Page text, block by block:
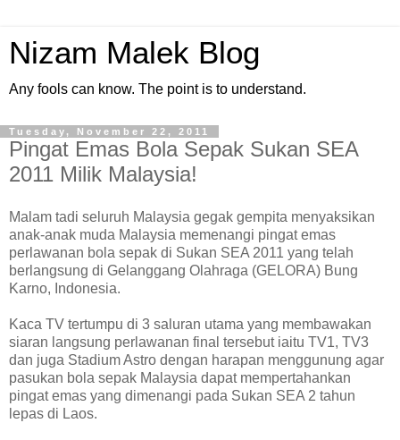
Nizam Malek Blog
Any fools can know. The point is to understand.
Tuesday, November 22, 2011
Pingat Emas Bola Sepak Sukan SEA
2011 Milik Malaysia!
Malam tadi seluruh Malaysia gegak gempita menyaksikan
anak-anak muda Malaysia memenangi pingat emas
perlawanan bola sepak di Sukan SEA 2011 yang telah
berlangsung di Gelanggang Olahraga (GELORA) Bung
Karno, Indonesia.
Kaca TV tertumpu di 3 saluran utama yang membawakan
siaran langsung perlawanan final tersebut iaitu TV1, TV3
dan juga Stadium Astro dengan harapan menggunung agar
pasukan bola sepak Malaysia dapat mempertahankan
pingat emas yang dimenangi pada Sukan SEA 2 tahun
lepas di Laos.